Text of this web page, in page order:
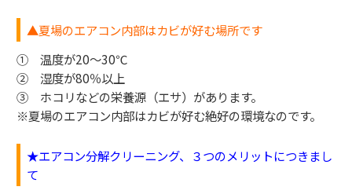
▲夏場のエアコン内部はカビが好む場所です
① 温度が20～30℃
② 湿度が80％以上
③ ホコリなどの栄養源（エサ）があります。
※夏場のエアコン内部はカビが好む絶好の環境なのです。
★エアコン分解クリーニング、３つのメリットにつきまし
て